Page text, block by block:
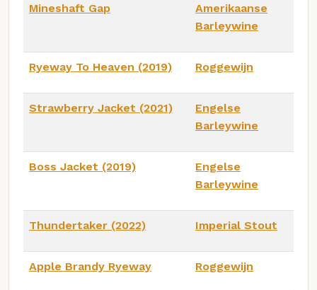
Mineshaft Gap
Amerikaanse
Barleywine
Ryeway To Heaven (2019) Roggewijn
Strawberry Jacket (2021)
Engelse
Barleywine
Boss Jacket (2019)
Engelse
Barleywine
Thundertaker (2022) Imperial Stout
Apple Brandy Ryeway Roggewijn